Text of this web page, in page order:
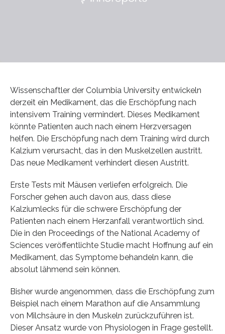
Wissenschaftler der Columbia University entwickeln
derzeit ein Medikament, das die Erschöpfung nach
intensivem Training vermindert. Dieses Medikament
könnte Patienten auch nach einem Herzversagen
helfen. Die Erschöpfung nach dem Training wird durch
Kalzium verursacht, das in den Muskelzellen austritt.
Das neue Medikament verhindert diesen Austritt.
Erste Tests mit Mäusen verliefen erfolgreich. Die
Forscher gehen auch davon aus, dass diese
Kalziumlecks für die schwere Erschöpfung der
Patienten nach einem Herzanfall verantwortlich sind.
Die in den Proceedings of the National Academy of
Sciences veröffentlichte Studie macht Hoffnung auf ein
Medikament, das Symptome behandeln kann, die
absolut lähmend sein können.
Bisher wurde angenommen, dass die Erschöpfung zum
Beispiel nach einem Marathon auf die Ansammlung
von Milchsäure in den Muskeln zurückzuführen ist.
Dieser Ansatz wurde von Physiologen in Frage gestellt.